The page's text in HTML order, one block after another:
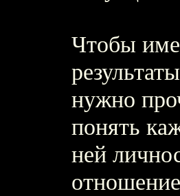
Чтобы
нужно
понять
ней